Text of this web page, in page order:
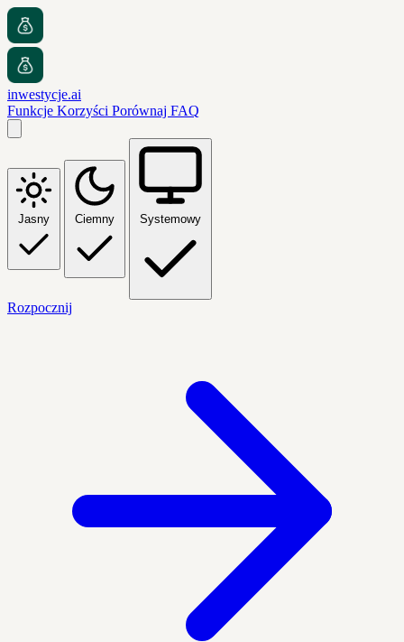
inwestycje.ai
Funkcje Korzyści Porównaj FAQ
Jasny Ciemny Systemowy
Rozpocznij